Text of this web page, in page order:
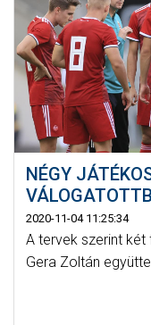
NÉGY
2020-11-04 11:25:34
A tervek szerint
Gera Zoltán